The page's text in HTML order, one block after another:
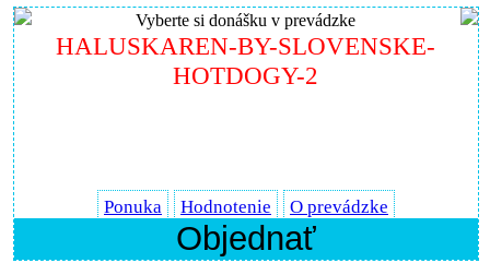
Vyberte si donášku v prevádzke
HALUSKAREN-BY-SLOVENSKE-
HOTDOGY-2
Ponuka Hodnotenie O prevádzke
Objednať